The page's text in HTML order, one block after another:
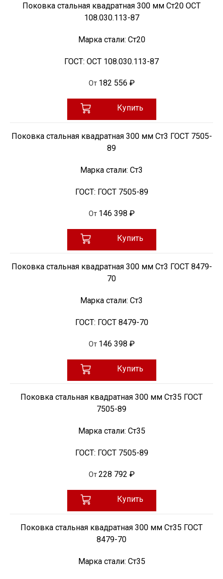
Поковка стальная квадратная 300 мм Ст20 ОСТ
108.030.113-87
Марка стали: Ст20
ГОСТ: ОСТ 108.030.113-87
От 182 556 ₽
Купить
Поковка стальная квадратная 300 мм Ст3 ГОСТ 7505-
89
Марка стали: Ст3
ГОСТ: ГОСТ 7505-89
От 146 398 ₽
Купить
Поковка стальная квадратная 300 мм Ст3 ГОСТ 8479-
70
Марка стали: Ст3
ГОСТ: ГОСТ 8479-70
От 146 398 ₽
Купить
Поковка стальная квадратная 300 мм Ст35 ГОСТ
7505-89
Марка стали: Ст35
ГОСТ: ГОСТ 7505-89
От 228 792 ₽
Купить
Поковка стальная квадратная 300 мм Ст35 ГОСТ
8479-70
Марка стали: Ст35